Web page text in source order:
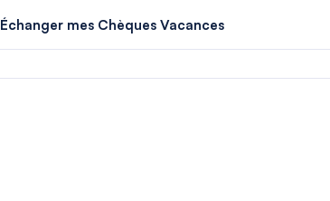
Échanger mes Chèques Vacances